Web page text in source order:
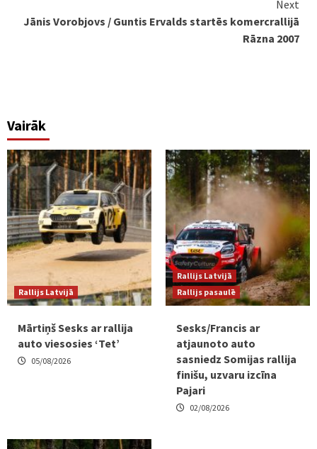
Next
Jānis Vorobjovs / Guntis Ervalds startēs komercrallijā
Rāzna 2007
Vairāk
Rallijs Latvijā
Mārtiņš Sesks ar rallija
auto viesosies ‘Tet’
05/08/2026
Rallijs Latvijā
Rallijs pasaulē
Sesks/Francis ar
atjaunoto auto
sasniedz Somijas rallija
finišu, uzvaru izcīna
Pajari
02/08/2026